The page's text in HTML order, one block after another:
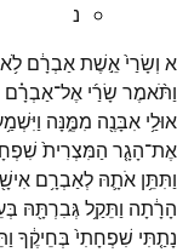
נ
א וְשָׂרַי֙אֵ֣שֶׁתאַבְרָ֔ם לֹ֥א
וַתֹּ֨אמֶר שָׂרַ֜י אֶל־אַבְרָ֗ם
אוּלַ֥י אִבָּנֶ֖ה מִמֶּ֑נָּה
אֶת־הָגָ֤ר הַמִּצְרִית֙
וַתִּתֵּ֥ן אֹתָ֛הּ לְאַבְרָ֥ם
הָרָ֔תָה וַתֵּקַ֥לגְּבִרְתָּ֖הּ
נָתַ֤תִּי שִׁפְחָתִי֙ בְּחֵיקֶ֔ךָ